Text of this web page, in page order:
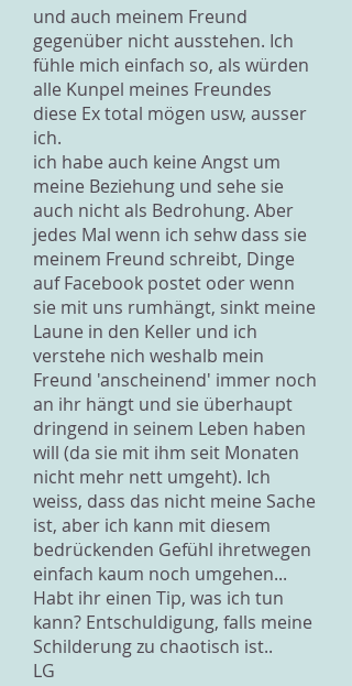
und auch meinem Freund
gegenüber nicht ausstehen. Ich
fühle mich einfach so, als würden
alle Kunpel meines Freundes
diese Ex total mögen usw, ausser
ich.
ich habe auch keine Angst um
meine Beziehung und sehe sie
auch nicht als Bedrohung. Aber
jedes Mal wenn ich sehw dass sie
meinem Freund schreibt, Dinge
auf Facebook postet oder wenn
sie mit uns rumhängt, sinkt meine
Laune in den Keller und ich
verstehe nich weshalb mein
Freund 'anscheinend' immer noch
an ihr hängt und sie überhaupt
dringend in seinem Leben haben
will (da sie mit ihm seit Monaten
nicht mehr nett umgeht). Ich
weiss, dass das nicht meine Sache
ist, aber ich kann mit diesem
bedrückenden Gefühl ihretwegen
einfach kaum noch umgehen...
Habt ihr einen Tip, was ich tun
kann? Entschuldigung, falls meine
Schilderung zu chaotisch ist..
LG